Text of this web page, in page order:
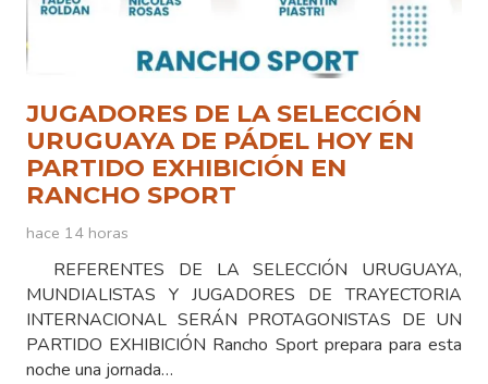
JUGADORES DE LA SELECCIÓN
URUGUAYA DE PÁDEL HOY EN
PARTIDO EXHIBICIÓN EN
RANCHO SPORT
hace 14 horas
REFERENTES DE LA SELECCIÓN URUGUAYA,
MUNDIALISTAS Y JUGADORES DE TRAYECTORIA
INTERNACIONAL SERÁN PROTAGONISTAS DE UN
PARTIDO EXHIBICIÓN Rancho Sport prepara para esta
noche una jornada…